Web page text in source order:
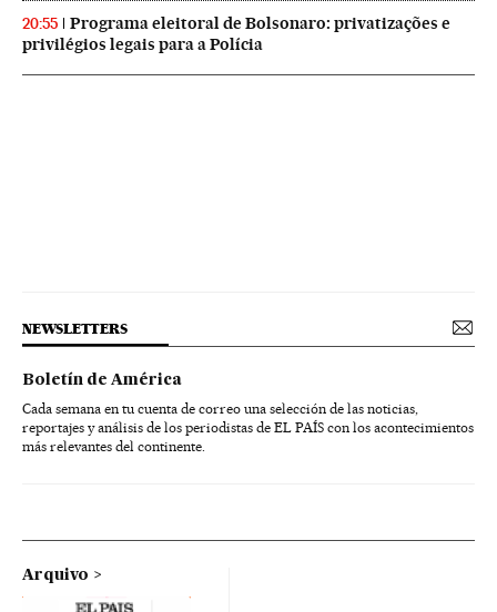
20:55
Programa eleitoral de Bolsonaro: privatizações e
privilégios legais para a Polícia
NEWSLETTERS
Boletín de América
Cada semana en tu cuenta de correo una selección de las noticias,
reportajes y análisis de los periodistas de EL PAÍS con los acontecimientos
más relevantes del continente.
Arquivo